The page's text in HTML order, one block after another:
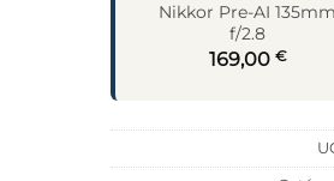
Nikkor Pre-AI 135mm
f/2.8
169,00 €